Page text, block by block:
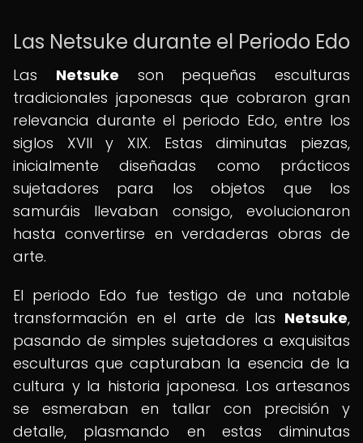
Las Netsuke durante el Periodo Edo
Las Netsuke son pequeñas esculturas
tradicionales japonesas que cobraron gran
relevancia durante el periodo Edo, entre los
siglos XVII y XIX. Estas diminutas piezas,
inicialmente diseñadas como prácticos
sujetadores para los objetos que los
samuráis llevaban consigo, evolucionaron
hasta convertirse en verdaderas obras de
arte.
El periodo Edo fue testigo de una notable
transformación en el arte de las Netsuke,
pasando de simples sujetadores a exquisitas
esculturas que capturaban la esencia de la
cultura y la historia japonesa. Los artesanos
se esmeraban en tallar con precisión y
detalle, plasmando en estas diminutas